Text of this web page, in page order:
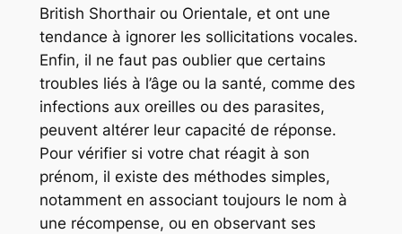
British Shorthair ou Orientale, et ont une
tendance à ignorer les sollicitations vocales.
Enfin, il ne faut pas oublier que certains
troubles liés à l’âge ou la santé, comme des
infections aux oreilles ou des parasites,
peuvent altérer leur capacité de réponse.
Pour vérifier si votre chat réagit à son
prénom, il existe des méthodes simples,
notamment en associant toujours le nom à
une récompense, ou en observant ses